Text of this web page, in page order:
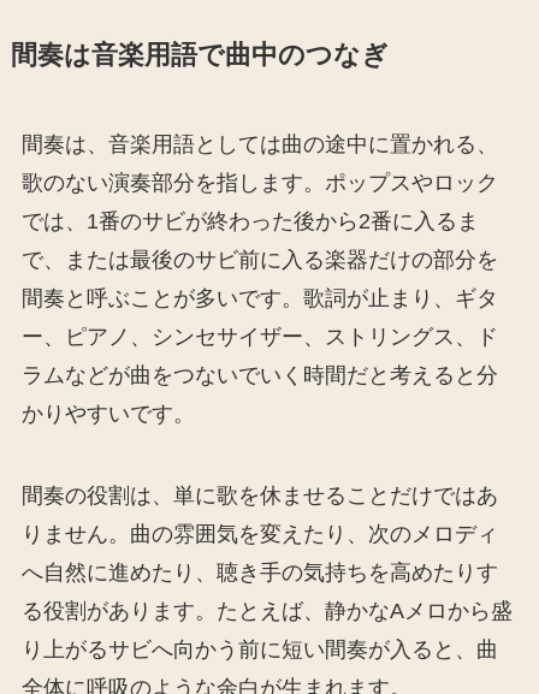
間奏は音楽用語で曲中のつなぎ
間奏は、音楽用語としては曲の途中に置かれる、
歌のない演奏部分を指します。ポップスやロック
では、1番のサビが終わった後から2番に入るま
で、または最後のサビ前に入る楽器だけの部分を
間奏と呼ぶことが多いです。歌詞が止まり、ギタ
ー、ピアノ、シンセサイザー、ストリングス、ド
ラムなどが曲をつないでいく時間だと考えると分
かりやすいです。
間奏の役割は、単に歌を休ませることだけではあ
りません。曲の雰囲気を変えたり、次のメロディ
へ自然に進めたり、聴き手の気持ちを高めたりす
る役割があります。たとえば、静かなAメロから盛
り上がるサビへ向かう前に短い間奏が入ると、曲
全体に呼吸のような余白が生まれます。